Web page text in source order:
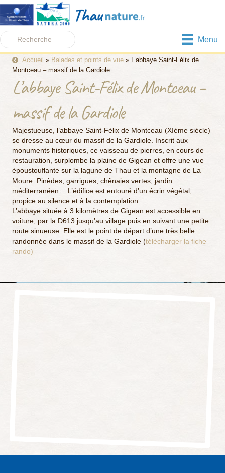
Menu
Accueil » Balades et points de vue » L’abbaye Saint-Félix de
Montceau – massif de la Gardiole
L’abbaye Saint-Félix de Montceau –
massif de la Gardiole
Majestueuse, l’abbaye Saint-Félix de Montceau (XIème siècle)
se dresse au cœur du massif de la Gardiole. Inscrit aux
monuments historiques, ce vaisseau de pierres, en cours de
restauration, surplombe la plaine de Gigean et offre une vue
époustouflante sur la lagune de Thau et la montagne de La
Moure. Pinèdes, garrigues, chênaies vertes, jardin
méditerranéen… L’édifice est entouré d’un écrin végétal,
propice au silence et à la contemplation.
L’abbaye située à 3 kilomètres de Gigean est accessible en
voiture, par la D613 jusqu’au village puis en suivant une petite
route sinueuse. Elle est le point de départ d’une très belle
randonnée dans le massif de la Gardiole (télécharger la fiche
rando)